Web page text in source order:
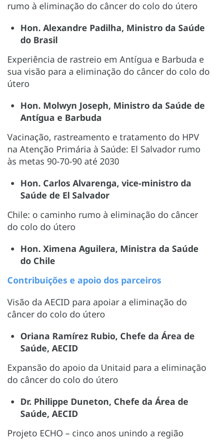
rumo à eliminação do câncer do colo do útero
Hon. Alexandre Padilha, Ministro da Saúde
do Brasil
Experiência de rastreio em Antígua e Barbuda e
sua visão para a eliminação do câncer do colo do
útero
Hon. Molwyn Joseph, Ministro da Saúde de
Antígua e Barbuda
Vacinação, rastreamento e tratamento do HPV
na Atenção Primária à Saúde: El Salvador rumo
às metas 90-70-90 até 2030
Hon. Carlos Alvarenga, vice-ministro da
Saúde de El Salvador
Chile: o caminho rumo à eliminação do câncer
do colo do útero
Hon. Ximena Aguilera, Ministra da Saúde
do Chile
Contribuições e apoio dos parceiros
Visão da AECID para apoiar a eliminação do
câncer do colo do útero
Oriana Ramírez Rubio, Chefe da Área de
Saúde, AECID
Expansão do apoio da Unitaid para a eliminação
do câncer do colo do útero
Dr. Philippe Duneton, Chefe da Área de
Saúde, AECID
Projeto ECHO – cinco anos unindo a região